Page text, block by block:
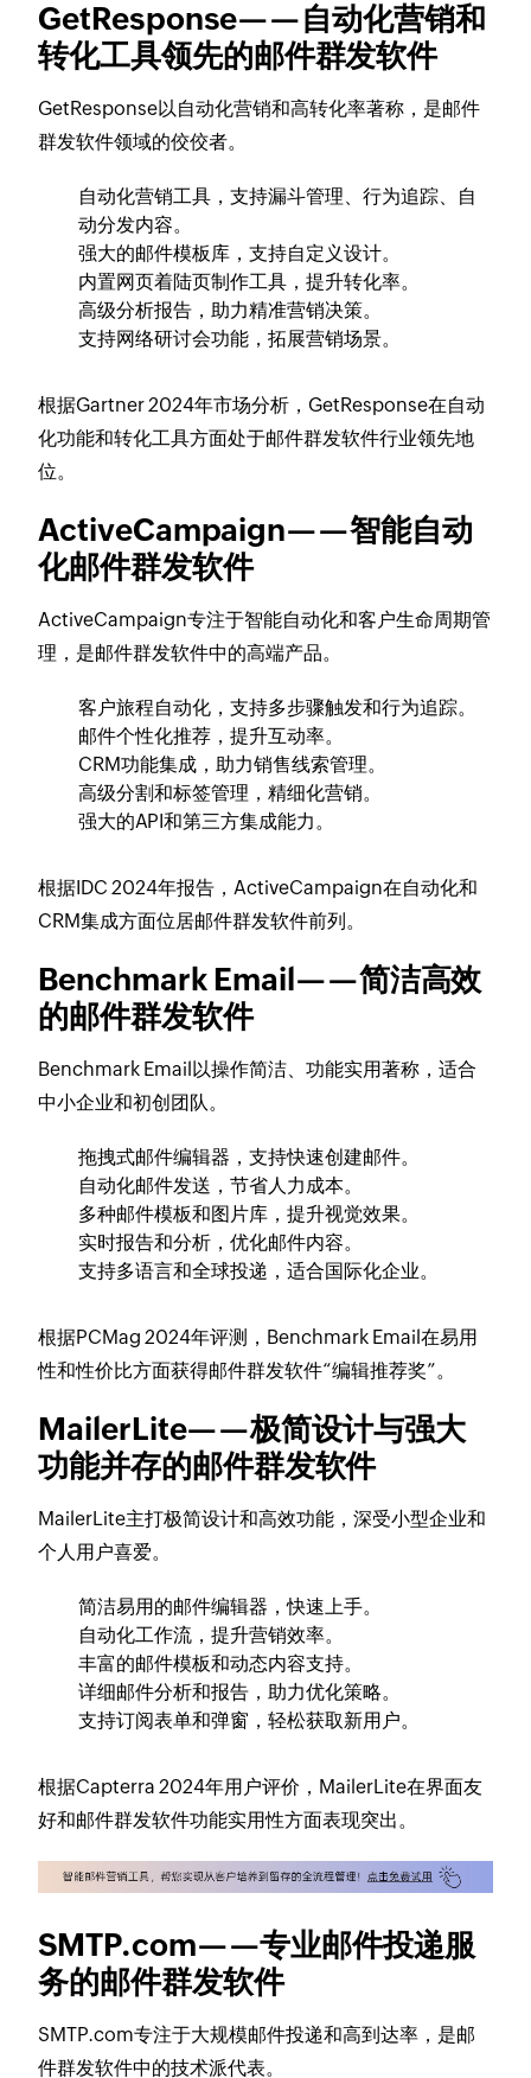
GetResponse——自动化营销和
转化工具领先的邮件群发软件
GetResponse以自动化营销和高转化率著称，是邮件
群发软件领域的佼佼者。
自动化营销工具，支持漏斗管理、行为追踪、自
动分发内容。
强大的邮件模板库，支持自定义设计。
内置网页着陆页制作工具，提升转化率。
高级分析报告，助力精准营销决策。
支持网络研讨会功能，拓展营销场景。
根据Gartner 2024年市场分析，GetResponse在自动
化功能和转化工具方面处于邮件群发软件行业领先地
位。
ActiveCampaign——智能自动
化邮件群发软件
ActiveCampaign专注于智能自动化和客户生命周期管
理，是邮件群发软件中的高端产品。
客户旅程自动化，支持多步骤触发和行为追踪。
邮件个性化推荐，提升互动率。
CRM功能集成，助力销售线索管理。
高级分割和标签管理，精细化营销。
强大的API和第三方集成能力。
根据IDC 2024年报告，ActiveCampaign在自动化和
CRM集成方面位居邮件群发软件前列。
Benchmark Email——简洁高效
的邮件群发软件
Benchmark Email以操作简洁、功能实用著称，适合
中小企业和初创团队。
拖拽式邮件编辑器，支持快速创建邮件。
自动化邮件发送，节省人力成本。
多种邮件模板和图片库，提升视觉效果。
实时报告和分析，优化邮件内容。
支持多语言和全球投递，适合国际化企业。
根据PCMag 2024年评测，Benchmark Email在易用
性和性价比方面获得邮件群发软件“编辑推荐奖”。
MailerLite——极简设计与强大
功能并存的邮件群发软件
MailerLite主打极简设计和高效功能，深受小型企业和
个人用户喜爱。
简洁易用的邮件编辑器，快速上手。
自动化工作流，提升营销效率。
丰富的邮件模板和动态内容支持。
详细邮件分析和报告，助力优化策略。
支持订阅表单和弹窗，轻松获取新用户。
根据Capterra 2024年用户评价，MailerLite在界面友
好和邮件群发软件功能实用性方面表现突出。
SMTP.com——专业邮件投递服
务的邮件群发软件
SMTP.com专注于大规模邮件投递和高到达率，是邮
件群发软件中的技术派代表。